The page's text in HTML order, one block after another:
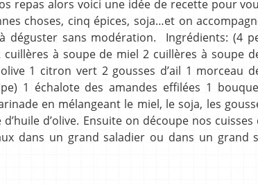
repas alors voici une idée de recette pour
choses, cinq épices, soja…et on
déguster sans modération. Ingrédients: (4
à soupe de miel 2 cuillères à soupe
1 citron vert 2 gousses d’ail 1 morceau
1 échalote des amandes effilées 1
en mélangeant le miel, le soja, les
d’olive. Ensuite on découpe nos
dans un grand saladier ou dans un grand